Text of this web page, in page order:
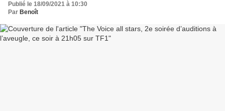
Publié le 18/09/2021 à 10:30
Par Benoît